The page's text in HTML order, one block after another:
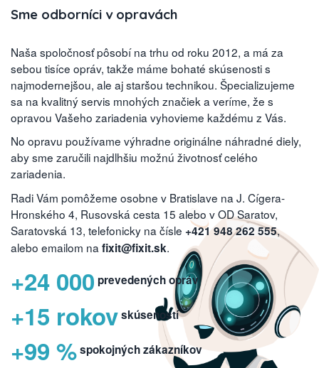
Sme odborníci v opravách
Naša spoločnosť pôsobí na trhu od roku 2012, a má za
sebou tisíce opráv, takže máme bohaté skúsenosti s
najmodernejšou, ale aj staršou technikou. Špecializujeme
sa na kvalitný servis mnohých značiek a veríme, že s
opravou Vašeho zariadenia vyhovieme každému z Vás.
No opravu používame výhradne originálne náhradné diely,
aby sme zaručili najdlhšiu možnú životnosť celého
zariadenia.
Radi Vám pomôžeme osobne v Bratislave na J. Cígera-
Hronského 4, Rusovská cesta 15 alebo v OD Saratov,
Saratovská 13, telefonicky na čísle +421 948 262 555,
alebo emailom na fixit@fixit.sk.
+24 000 prevedených opráv
+15 rokovskúseností
+99 %spokojných zákazníkov